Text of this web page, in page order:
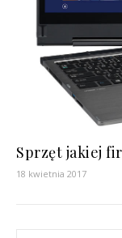
Sprzęt jakiej
18 kwietnia 2017